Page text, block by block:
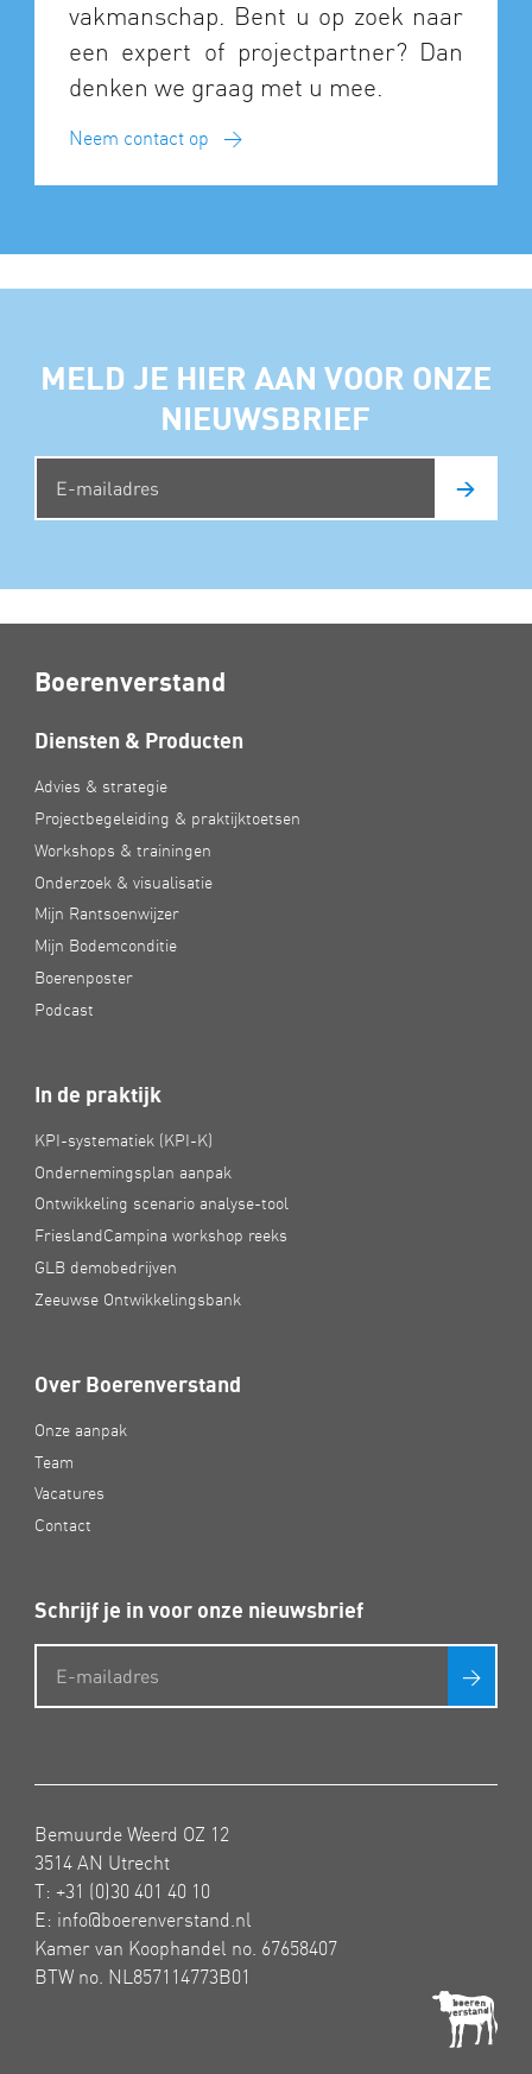
vakmanschap. Bent u op zoek naar
een expert of projectpartner? Dan
denken we graag met u mee.
Neem contact op
MELD JE HIER AAN VOOR ONZE
NIEUWSBRIEF
>
Boerenverstand
Diensten & Producten
Advies & strategie
Projectbegeleiding & praktijktoetsen
Workshops & trainingen
Onderzoek & visualisatie
Mijn Rantsoenwijzer
Mijn Bodemconditie
Boerenposter
Podcast
In de praktijk
KPI-systematiek (KPI-K)
Ondernemingsplan aanpak
Ontwikkeling scenario analyse-tool
FrieslandCampina workshop reeks
GLB demobedrijven
Zeeuwse Ontwikkelingsbank
Over Boerenverstand
Onze aanpak
Team
Vacatures
Contact
Schrijf je in voor onze nieuwsbrief
>
Bemuurde Weerd OZ 12
3514 AN Utrecht
T: +31 (0)30 401 40 10
E: info@boerenverstand.nl
Kamer van Koophandel no. 67658407
BTW no. NL857114773B01